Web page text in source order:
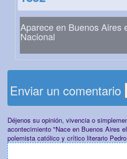
Aparece en Buenos Aires
Nacional
Enviar un comentario
Déjenos su opinión, vivencia o
acontecimiento "Nace en Buenos Aires
polemista católico y crítico literario